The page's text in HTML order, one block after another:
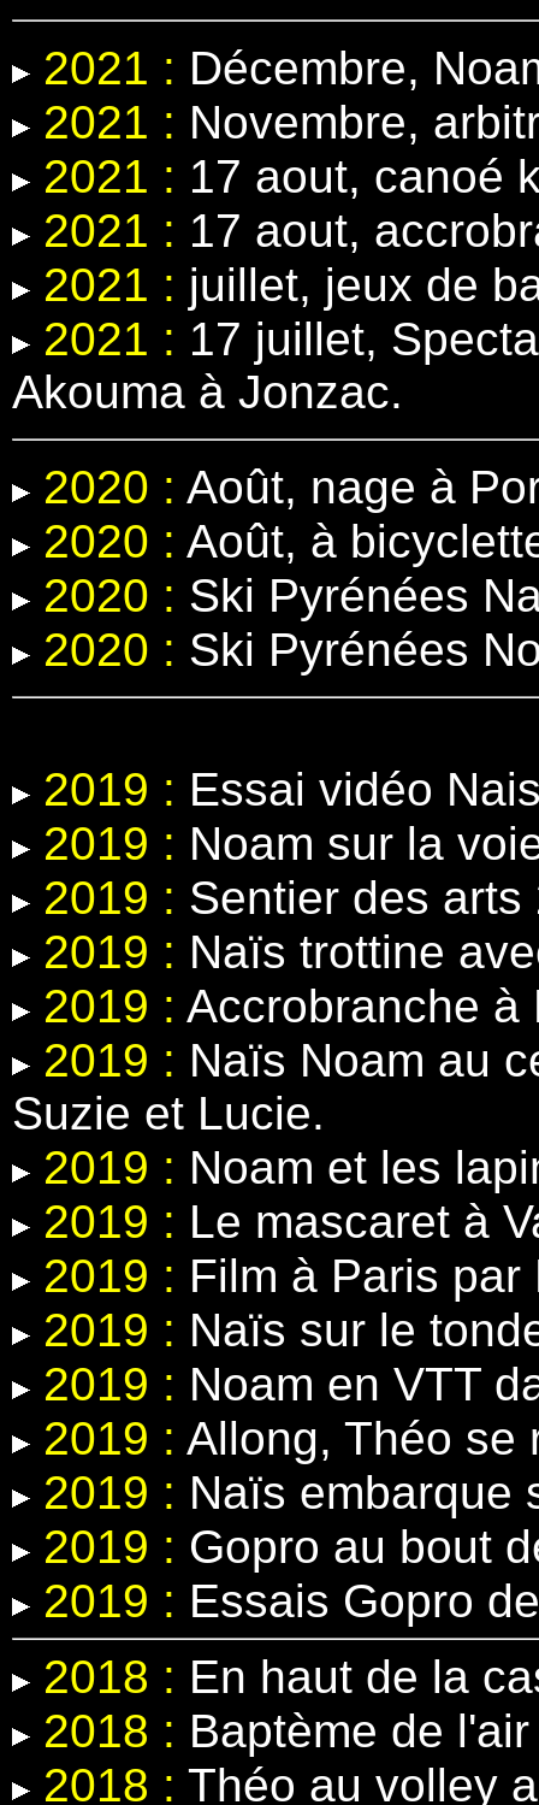
2021 : Décembre,
2021 : Novembre,
2021 : 17 aout, canoé
2021 : 17 aout,
2021 : juillet, jeux de
2021 : 17 juillet,
Akouma à Jonzac.
2020 : Août, nage à
2020 : Août, à
2020 : Ski Pyrénées
2020 : Ski Pyrénées
2019 : Essai vidéo
2019 : Noam sur la
2019 : Sentier des arts
2019 : Naïs trottine
2019 : Accrobranche à
2019 : Naïs Noam au
Suzie et Lucie.
2019 : Noam et les
2019 : Le mascaret à
2019 : Film à Paris par
2019 : Naïs sur le
2019 : Noam en VTT
2019 : Allong, Théo se
2019 : Naïs embarque
2019 : Gopro au bout
2019 : Essais Gopro
2018 : En haut de la
2018 : Baptème de
2018 : Théo au volley